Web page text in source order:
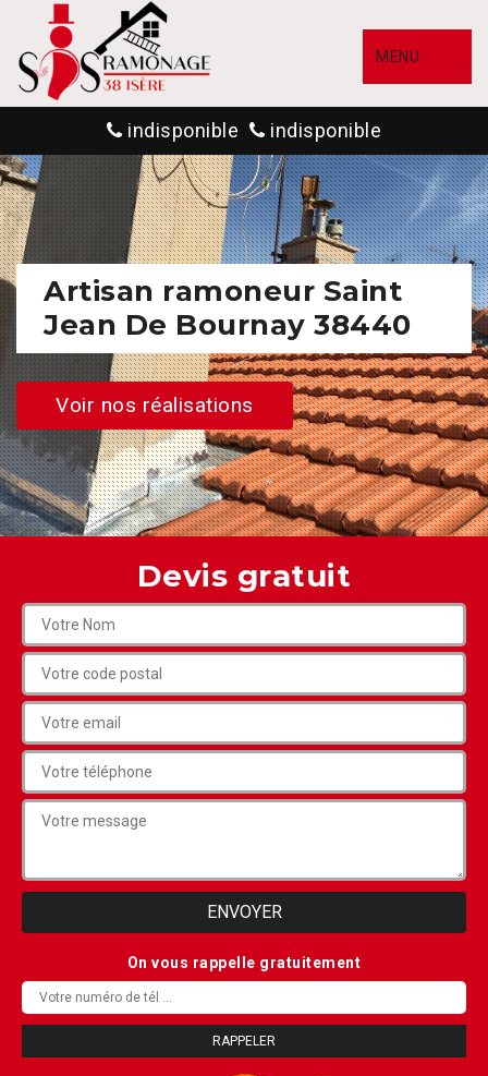
MENU
indisponible indisponible
Artisan ramoneur Saint
Jean De Bournay 38440
Voir nos réalisations
Devis gratuit
On vous rappelle gratuitement